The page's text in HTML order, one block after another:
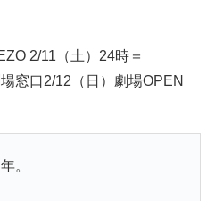
2/11（土）24時＝
窓口2/12（日）劇場OPEN
。